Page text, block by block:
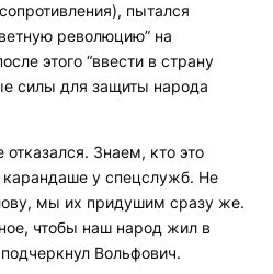
пытался
революцию” на
этого “ввести в страну
силы для защиты народа
отказался. Знаем, кто это
у спецслужб. Не
мы их придушим сразу же.
чтобы наш народ жил в
Вольфович.